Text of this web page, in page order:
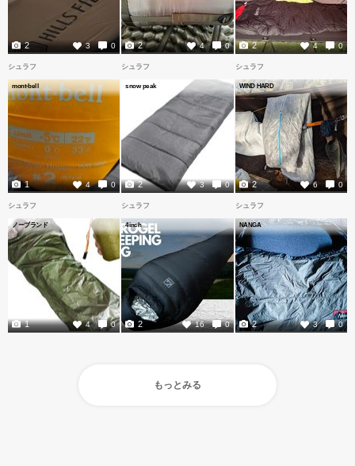
3 0
2 4 0
2 4 0
2
シュラフ
mont-bell
4 0
1
シュラフ
snow peak
3 0
2
シュラフ
WIND HARD
6 0
2
シュラフ
ノーブランド
4 0
1
シュラフ
4inch
16 0
2
シュラフ
NANGA
3 0
2
もっとみる